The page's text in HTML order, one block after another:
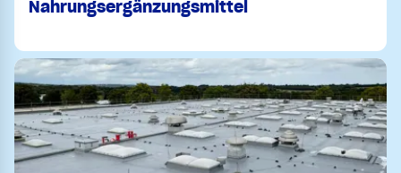
Nahrungsergänzungsmittel